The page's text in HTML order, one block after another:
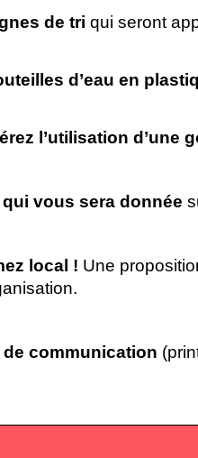
de tri qui seront
d’eau en
l’utilisation d’une
vous sera donnée
local ! Une
communication